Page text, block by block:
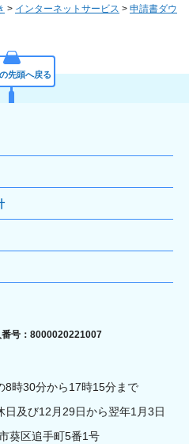
> インターネットサービス > 申請書ダウ
先頭へ戻る
市
番号：8000020221007
8時30分から17時15分まで
日及び12月29日から翌年1月3日
葵区追手町5番1号